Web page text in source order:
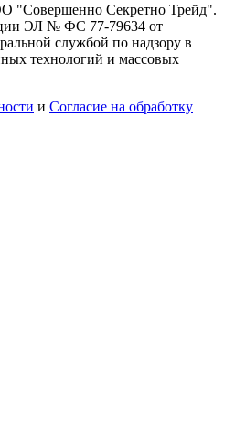
"Совершенно Секретно Трейд".
ЭЛ № ФС 77-79634 от
службой по надзору в
технологий и массовых
и Согласие на обработку